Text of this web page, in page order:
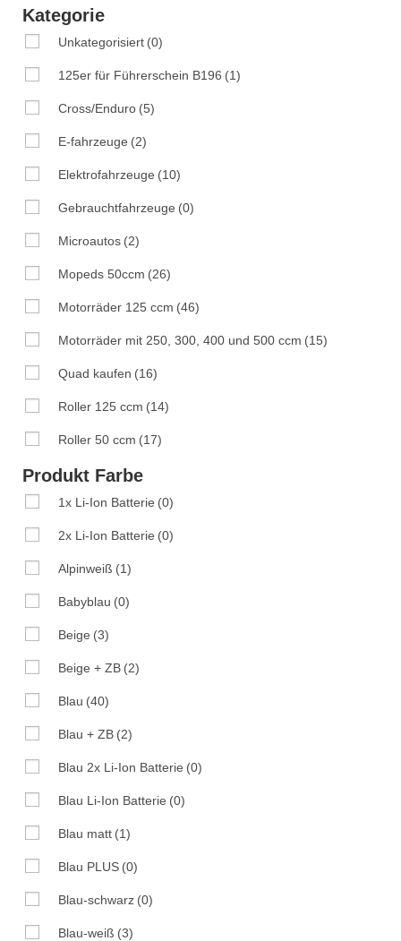
Kategorie
Unkategorisiert (0)
125er für Führerschein B196 (1)
Cross/Enduro (5)
E-fahrzeuge (2)
Elektrofahrzeuge (10)
Gebrauchtfahrzeuge (0)
Microautos (2)
Mopeds 50ccm (26)
Motorräder 125 ccm (46)
Motorräder mit 250, 300, 400 und 500 ccm (15)
Quad kaufen (16)
Roller 125 ccm (14)
Roller 50 ccm (17)
Produkt Farbe
1x Li-Ion Batterie (0)
2x Li-Ion Batterie (0)
Alpinweiß (1)
Babyblau (0)
Beige (3)
Beige + ZB (2)
Blau (40)
Blau + ZB (2)
Blau 2x Li-Ion Batterie (0)
Blau Li-Ion Batterie (0)
Blau matt (1)
Blau PLUS (0)
Blau-schwarz (0)
Blau-weiß (3)